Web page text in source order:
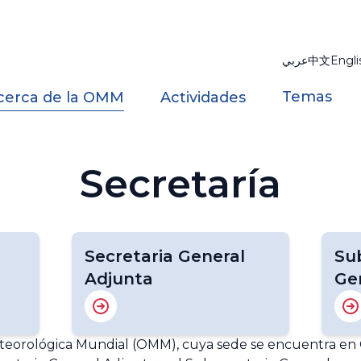
عربي中文
de la OMM Actividades Temas
Secretaría
Secretaria General
Adjunta
Mundial (OMM), cuya sede se encuentra en